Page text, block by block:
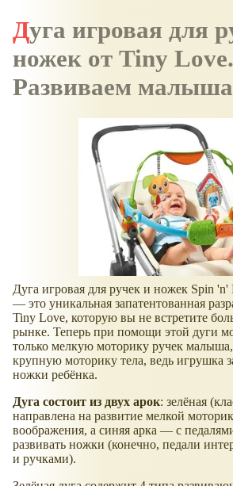
Дуга игровая для ручек и
ножек от Tiny Love.
Развиваем малыша
Дуга игровая для ручек и ножек Spin
— это уникальная запатентованная
Tiny Love, которую вы не встретите
рынке. Теперь при помощи этой дуги
только мелкую моторику ручек
крупную моторику тела, ведь игрушка
ножки ребёнка.
Дуга состоит из двух арок: зелёная
направлена на развитие мелкой
воображения, а синяя арка — с
развивать ножки (конечно, педали
и ручками).